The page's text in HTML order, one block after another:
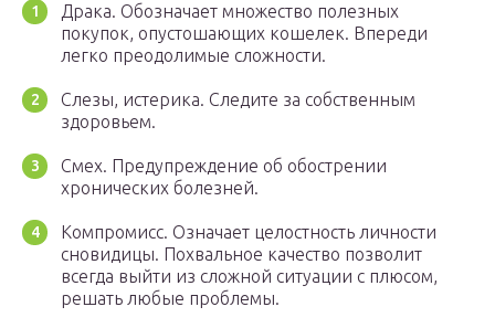
Драка. Обозначает множество полезных
покупок, опустошающих кошелек. Впереди
легко преодолимые сложности.
Слезы, истерика. Следите за собственным
здоровьем.
Смех. Предупреждение об обострении
хронических болезней.
Компромисс. Означает целостность личности
сновидицы. Похвальное качество позволит
всегда выйти из сложной ситуации с плюсом,
решать любые проблемы.